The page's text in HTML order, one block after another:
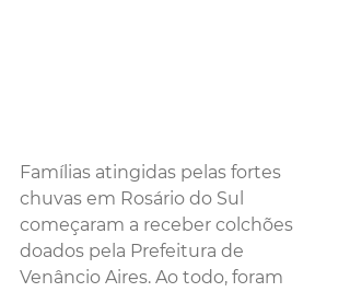
Famílias atingidas pelas fortes
chuvas em Rosário do Sul
começaram a receber colchões
doados pela Prefeitura de
Venâncio Aires. Ao todo, foram